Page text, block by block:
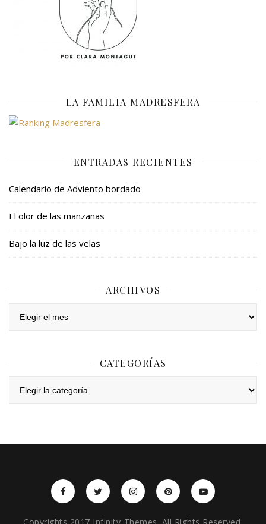
LA FAMILIA MADRESFERA
ENTRADAS RECIENTES
Calendario de Adviento bordado
El olor de las manzanas
Bajo la luz de las velas
ARCHIVOS
CATEGORÍAS